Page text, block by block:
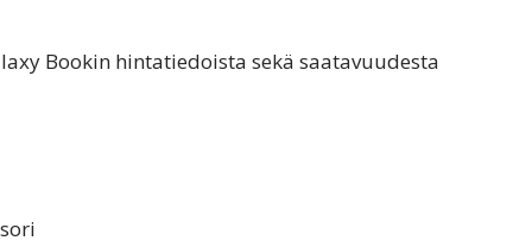
Bookin hintatiedoista sekä saatavuudesta